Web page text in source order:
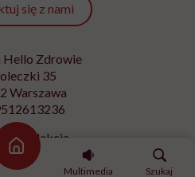
Strona główna
Multimedia
Szukaj
się z nami
Hello Zdrowie
35
Warszawa
z redakcją